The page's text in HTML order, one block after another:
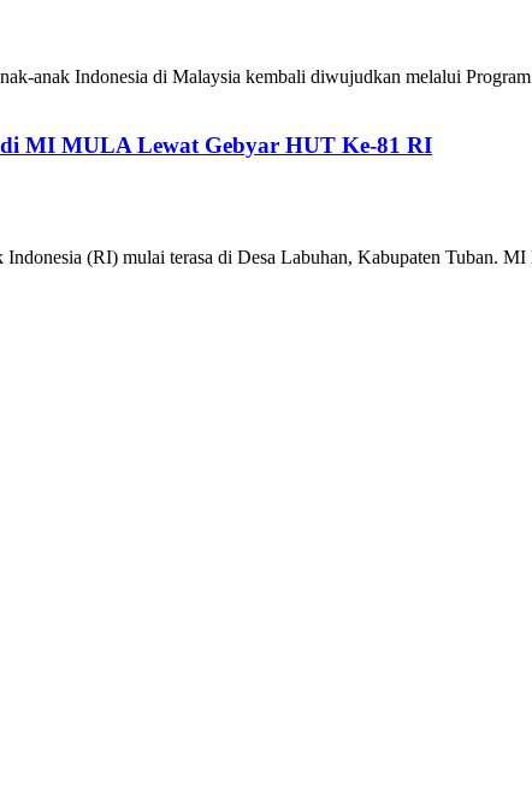
anak Indonesia di Malaysia kembali diwujudkan melalui
MI MULA Lewat Gebyar HUT Ke-81 RI
(RI) mulai terasa di Desa Labuhan, Kabupaten Tuban.